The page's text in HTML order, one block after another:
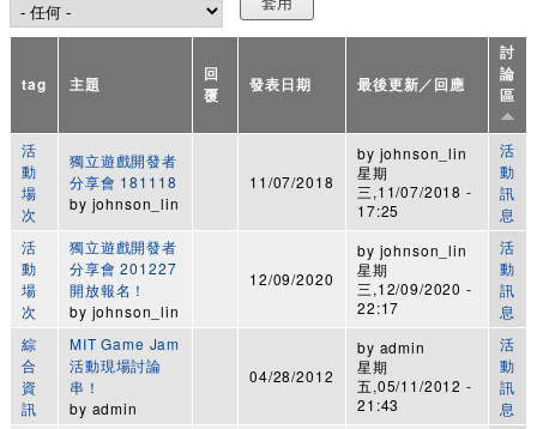
tag 主題
回
覆
發表日期 最後更新／回應
討
論
區
活
動
場
次
獨立遊戲開發者
分享會 181118
by johnson_lin
11/07/2018
by johnson_lin
星期
三,11/07/2018 -
17:25
活
動
訊
息
活
動
場
次
獨立遊戲開發者
分享會 201227
開放報名！
by johnson_lin
12/09/2020
by johnson_lin
星期
三,12/09/2020 -
22:17
活
動
訊
息
綜
合
資
訊
MIT Game Jam
活動現場討論
串！
by admin
04/28/2012
by admin
星期
五,05/11/2012 -
21:43
活
動
訊
息